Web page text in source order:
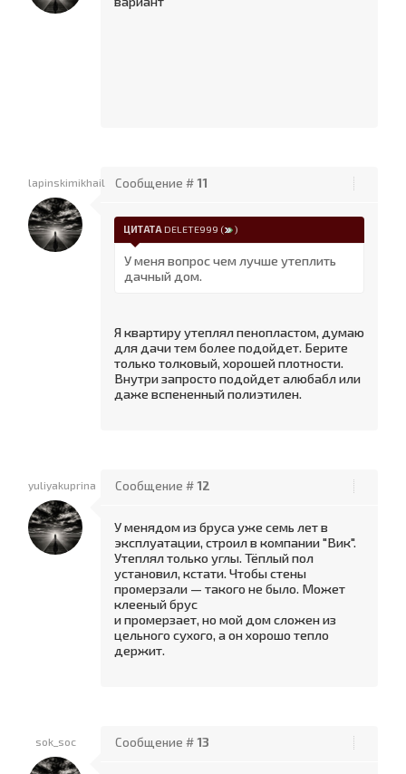
lapinskimikhail Сообщение #11
ЦИТАТАDELETE999 ( )
У меня вопрос чем лучше утеплить
дачный дом.
Я квартиру утеплял пенопластом, думаю
для дачи тем более подойдет. Берите
только толковый, хорошей плотности.
Внутри запросто подойдет алюбабл или
даже вспененный полиэтилен.
yuliyakuprina Сообщение #12
У менядом из бруса уже семь лет в
эксплуатации, строил в компании "Вик".
Утеплял только углы. Тёплый пол
установил, кстати. Чтобы стены
промерзали — такого не было. Может
клееный брус
и промерзает, но мой дом сложен из
цельного сухого, а он хорошо тепло
держит.
sok_soc Сообщение #13